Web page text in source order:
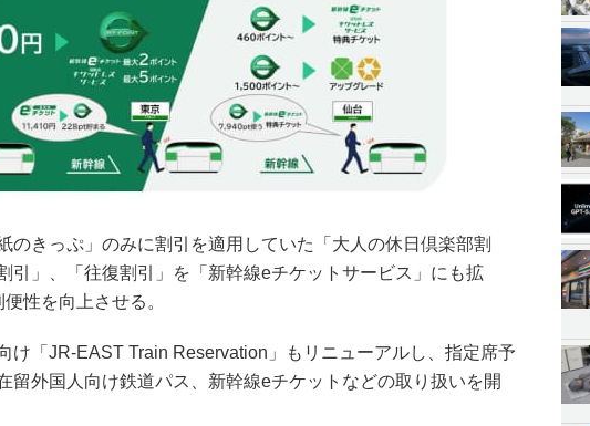
のきっぷ」のみに割引を適用していた「大人の休日倶楽部割
引」、「往復割引」を「新幹線eチケットサービス」にも拡
性を向上させる。
け「JR-EAST Train Reservation」もリニューアルし、指定席予
留外国人向け鉄道パス、新幹線eチケットなどの取り扱いを開